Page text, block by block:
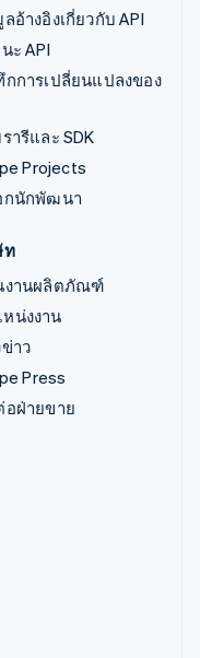
อ้างอิงเกี่ยวกับ API
ะ API
การเปลี่ยนแปลงของ
ารีและ SDK
Projects
กนักพัฒนา
ท
งานผลิตภัณฑ์
น่งงาน
าว
Press
ฝ่ายขาย